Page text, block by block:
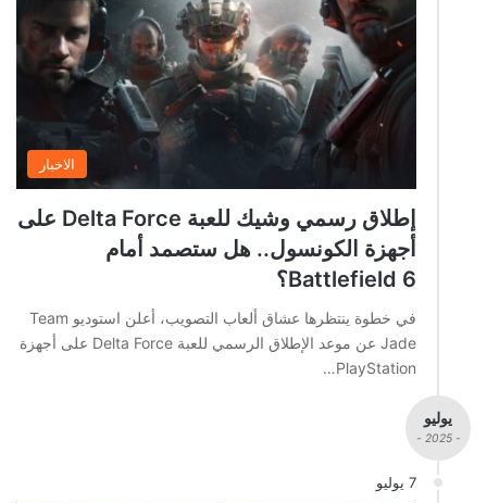
الاخبار
إطلاق رسمي وشيك للعبة Delta Force على
أجهزة الكونسول.. هل ستصمد أمام
Battlefield 6؟
في خطوة ينتظرها عشاق ألعاب التصويب، أعلن استوديو Team
Jade عن موعد الإطلاق الرسمي للعبة Delta Force على أجهزة
PlayStation…
يوليو
- 2025 -
7 يوليو